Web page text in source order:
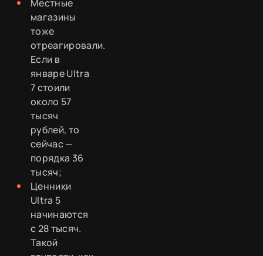
Местные
магазины
тоже
отреагировали.
Если в
январе Ultra
7 стоили
около 57
тысяч
рублей, то
сейчас —
порядка 36
тысяч;
Ценники
Ultra 5
начинаются
с 28 тысяч.
Такой